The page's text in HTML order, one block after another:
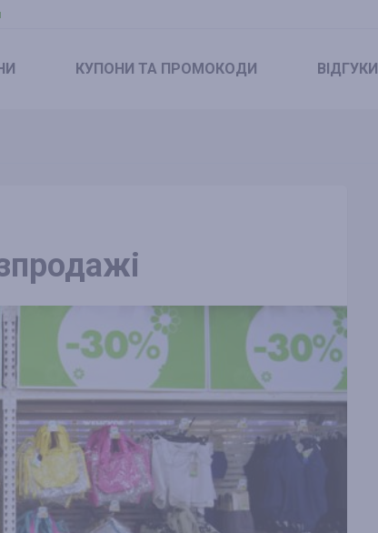
КУПОНИ ТА ПРОМОКОДИ ВІДГУКИ